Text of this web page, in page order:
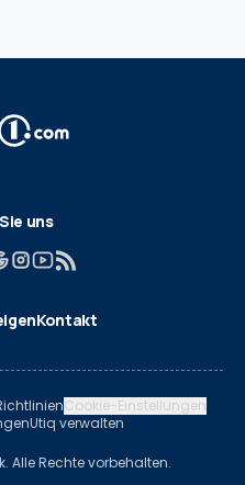
uns
Kontakt
Cookie-Einstellungen
Utiq verwalten
Alle Rechte vorbehalten.